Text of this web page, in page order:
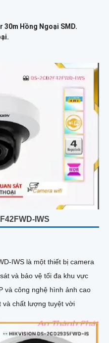
30m Hồng Ngoại SMD.
IWS
IWS là một thiết bị camera
và bảo vệ tối đa khu vực
và chất lượng tuyệt vời